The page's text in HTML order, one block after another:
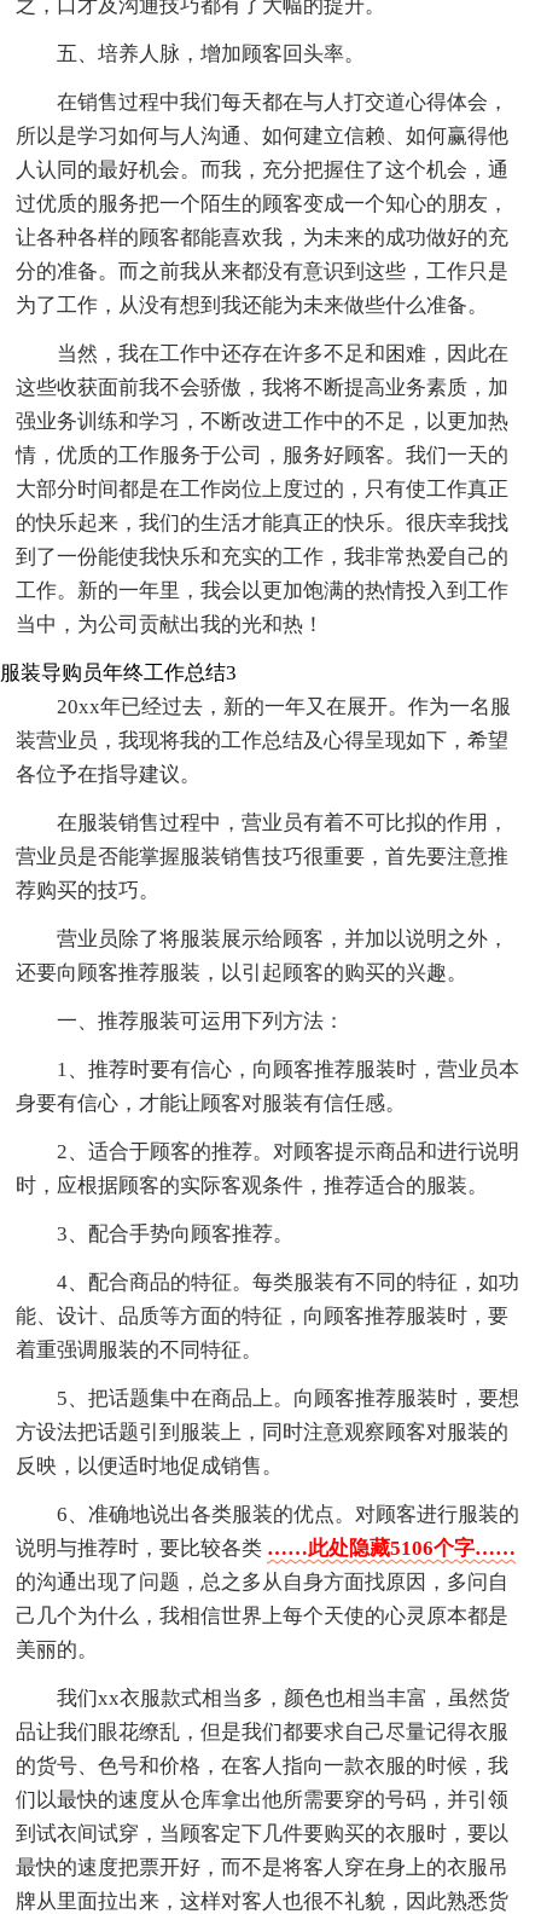
之，口才及沟通技巧都有了大幅的提升。
五、培养人脉，增加顾客回头率。
在销售过程中我们每天都在与人打交道心得体会，
所以是学习如何与人沟通、如何建立信赖、如何赢得他
人认同的最好机会。而我，充分把握住了这个机会，通
过优质的服务把一个陌生的顾客变成一个知心的朋友，
让各种各样的顾客都能喜欢我，为未来的成功做好的充
分的准备。而之前我从来都没有意识到这些，工作只是
为了工作，从没有想到我还能为未来做些什么准备。
当然，我在工作中还存在许多不足和困难，因此在
这些收获面前我不会骄傲，我将不断提高业务素质，加
强业务训练和学习，不断改进工作中的不足，以更加热
情，优质的工作服务于公司，服务好顾客。我们一天的
大部分时间都是在工作岗位上度过的，只有使工作真正
的快乐起来，我们的生活才能真正的快乐。很庆幸我找
到了一份能使我快乐和充实的工作，我非常热爱自己的
工作。新的一年里，我会以更加饱满的热情投入到工作
当中，为公司贡献出我的光和热！
服装导购员年终工作总结3
20xx年已经过去，新的一年又在展开。作为一名服
装营业员，我现将我的工作总结及心得呈现如下，希望
各位予在指导建议。
在服装销售过程中，营业员有着不可比拟的作用，
营业员是否能掌握服装销售技巧很重要，首先要注意推
荐购买的技巧。
营业员除了将服装展示给顾客，并加以说明之外，
还要向顾客推荐服装，以引起顾客的购买的兴趣。
一、推荐服装可运用下列方法：
1、推荐时要有信心，向顾客推荐服装时，营业员本
身要有信心，才能让顾客对服装有信任感。
2、适合于顾客的推荐。对顾客提示商品和进行说明
时，应根据顾客的实际客观条件，推荐适合的服装。
3、配合手势向顾客推荐。
4、配合商品的特征。每类服装有不同的特征，如功
能、设计、品质等方面的特征，向顾客推荐服装时，要
着重强调服装的不同特征。
5、把话题集中在商品上。向顾客推荐服装时，要想
方设法把话题引到服装上，同时注意观察顾客对服装的
反映，以便适时地促成销售。
6、准确地说出各类服装的优点。对顾客进行服装的
说明与推荐时，要比较各类 ……此处隐藏5106个字……
的沟通出现了问题，总之多从自身方面找原因，多问自
己几个为什么，我相信世界上每个天使的心灵原本都是
美丽的。
我们xx衣服款式相当多，颜色也相当丰富，虽然货
品让我们眼花缭乱，但是我们都要求自己尽量记得衣服
的货号、色号和价格，在客人指向一款衣服的时候，我
们以最快的速度从仓库拿出他所需要穿的号码，并引领
到试衣间试穿，当顾客定下几件要购买的衣服时，要以
最快的速度把票开好，而不是将客人穿在身上的衣服吊
牌从里面拉出来，这样对客人也很不礼貌，因此熟悉货